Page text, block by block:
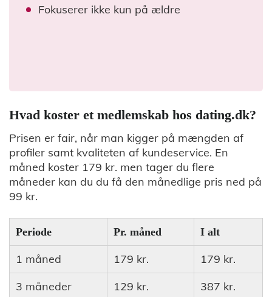
Fokuserer ikke kun på ældre
Hvad koster et medlemskab hos dating.dk?
Prisen er fair, når man kigger på mængden af
profiler samt kvaliteten af kundeservice. En
måned koster 179 kr. men tager du flere
måneder kan du du få den månedlige pris ned på
99 kr.
Periode Pr. måned I alt
1 måned 179 kr.
179 kr.
3 måneder
129 kr.
387 kr.